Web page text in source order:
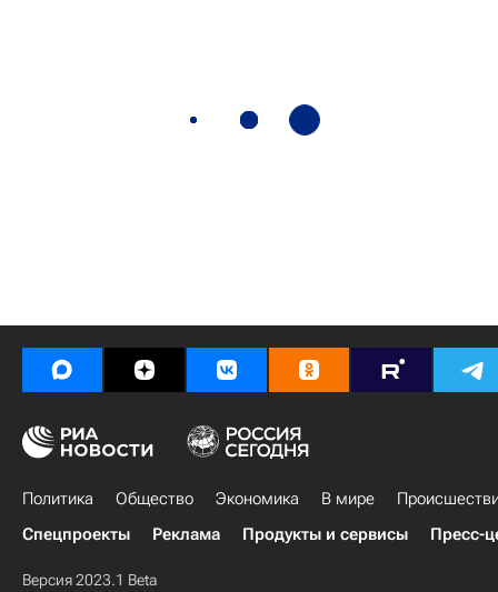
Политика Общество Экономика В мире
Спецпроекты
Реклама Продукты и сервисы Пресс-
Версия 2023.1 Beta